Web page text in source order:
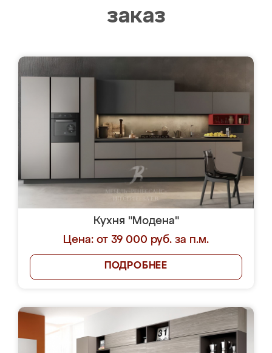
заказ
Кухня "Модена"
Цена: от 39 000 руб. за п.м.
ПОДРОБНЕЕ